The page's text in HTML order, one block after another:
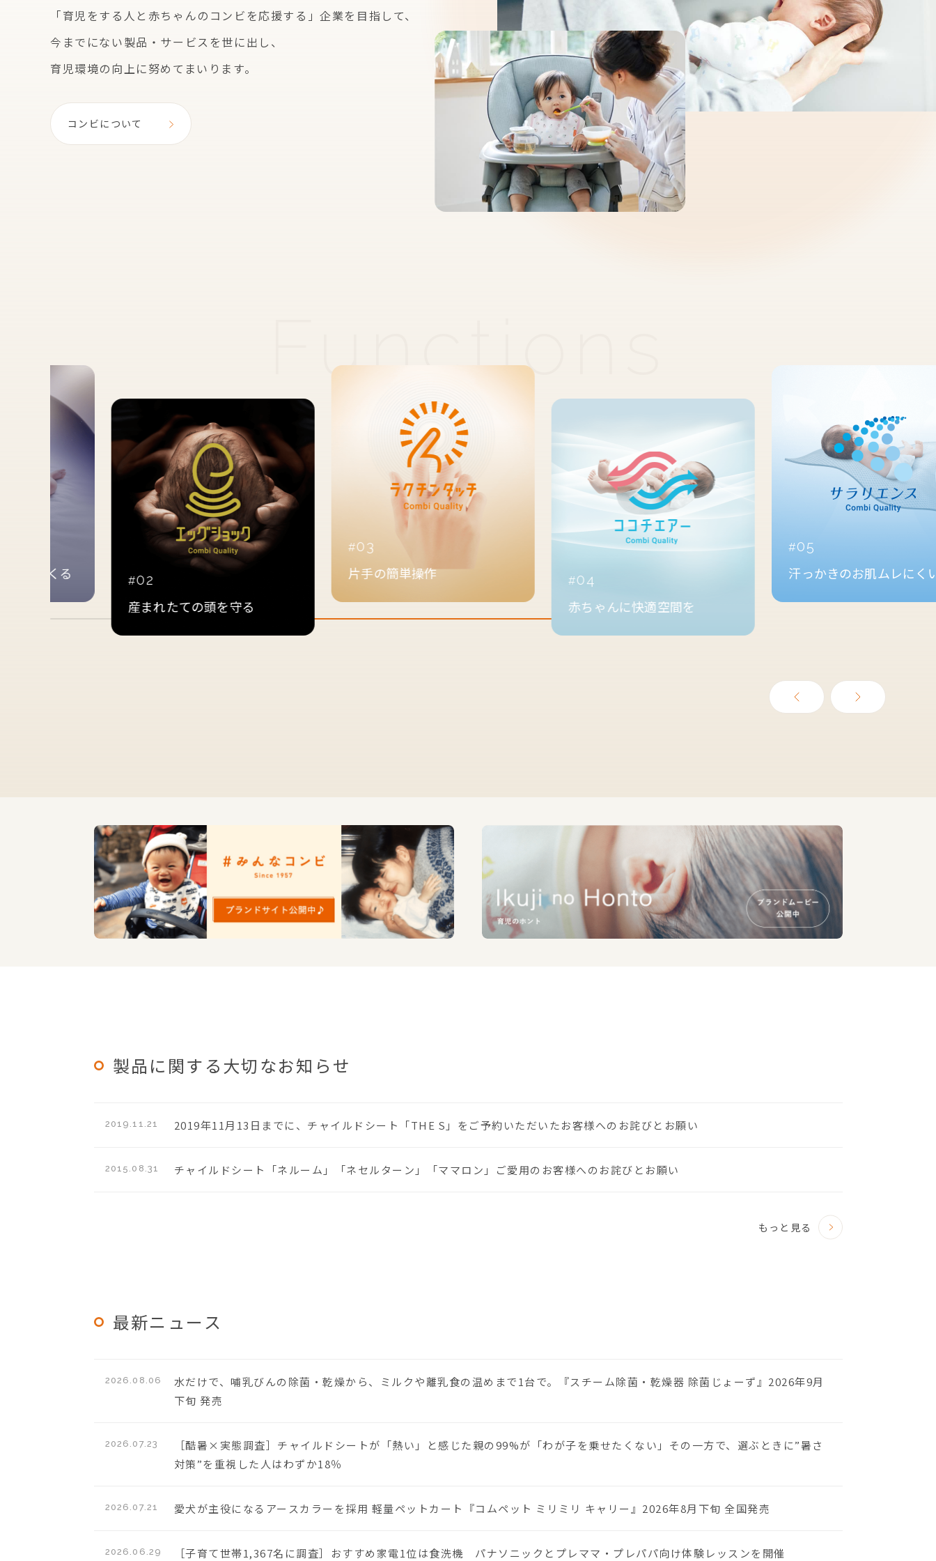
「育児をする人と赤ちゃんのコンビを応援する」企業を 目指して、
今までにない製品・サービスを世に出し、
育児環境の向上に努めてまいります。
コンビについて
産まれたての頭を守る
片手の簡単操作
赤ちゃんに快適空間を
05
汗っかきのお肌ムレにくい
製品に関する大切なお知らせ
2019.11.21 2019年11月13日までに、チャイルドシート「THE S」をご予約いただいたお客様へのお詫びとお願い
2015.08.31 チャイルドシート「ネルーム」「ネセルターン」「ママロン」ご愛用のお客様へのお詫びとお願い
もっと見る
最新ニュース
2026.08.06
水だけで、哺乳びんの除菌・乾燥から、ミルクや離乳食の温めまで1台で。『スチーム除菌・乾燥器 除菌じょーず』2026年9月
下旬 発売
2026.07.23
［酷暑×実態調査］チャイルドシートが「熱い」と感じた親の99%が「わが子を乗せたくない」その一方で、選ぶときに”暑さ
対策”を重視した人はわずか18％
2026.07.21 愛犬が主役になるアースカラーを採用 軽量ペットカート『コムペット ミリミリ キャリー』2026年8月下旬 全国発売
2026.06.29 ［子育て世帯1,367名に調査］おすすめ家電1位は食洗機 パナソニックとプレママ・プレパパ向け体験レッスンを開催